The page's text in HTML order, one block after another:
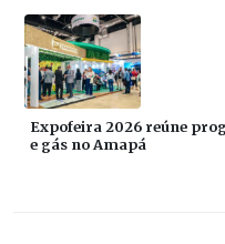
Expofeira 2026 reúne
e gás no Amapá